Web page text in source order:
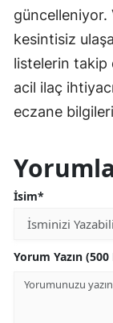
güncelleniyor.
kesintisiz
listelerin takip
acil ilaç
eczane
İsim*
Yorum Yazın